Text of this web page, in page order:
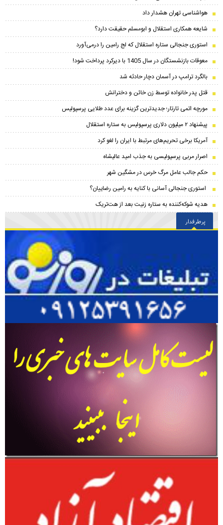
هواشناسی تهران هشدار داد
شایعه همکاری استقلال و ابومسلم حقیقت دارد؟
استوری جنجالی ستاره استقلال که لج رامین را درمی‌آورد
معوقات بازنشستگان در سال 1405 با دیرکرد پرداخت شود!
بالگرد ترامپ در آسمان دچار حادثه شد
قتل پدر خانواده توسط زن خائن و دخترانش
مورچه اتمی تارتار؛ جدیدترین گزینه برای عدد طلایی پرسپولیس
پیشنهاد ۲ میلیون دلاری پرسپولیس به ستاره استقلال
آمریکا برخی تحریم‌های مرتبط با ایران را لغو کرد
اصرار مربی پرسپولیسی به جذب امید عالیشاه
حکم جالب عامل مرگ خرس در مشگین‌ شهر
استوری جنجالی آسانی با کنایه به رامین رضاییان؟
هدیه شوکه‌کننده به ستاره زنیت بعد از هت‌تریک
پرطرفدار